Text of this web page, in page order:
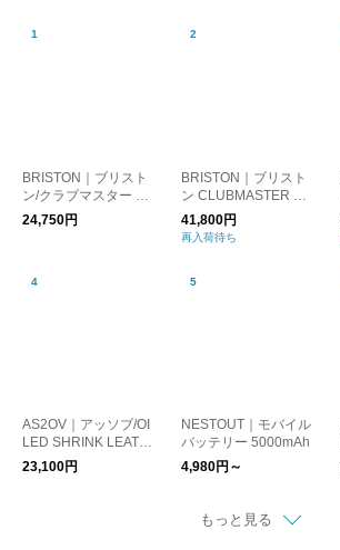
BRISTON｜ブリスト
ン/クラブマスター エ
レガントアセテート
シルバー 腕時計
24,750円
BRISTON｜ブリスト
ン CLUBMASTER CL
ASSIC CHRONOGRA
PH 腕時計
41,800円
再入荷待ち
AS2OV｜アッソブ/OI
LED SHRINK LEATH
ER COMPACT WALL
ET / コンパクトウォレ
23,100円
NESTOUT｜モバイル
バッテリー 5000mAh
4,980円～
もっと見る